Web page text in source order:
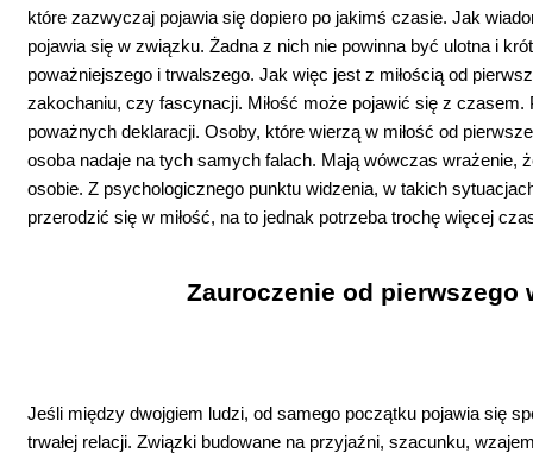
które zazwyczaj pojawia się dopiero po jakimś czasie. Jak
pojawia się w związku. Żadna z nich nie powinna być ulotna i
poważniejszego i trwalszego. Jak więc jest z miłością od
zakochaniu, czy fascynacji. Miłość może pojawić się z
poważnych deklaracji. Osoby, które wierzą w miłość od
osoba nadaje na tych samych falach. Mają wówczas wrażenie,
osobie. Z psychologicznego punktu widzenia, w takich
przerodzić się w miłość, na to jednak potrzeba trochę więcej
Zauroczenie od pierwszego
Jeśli między dwojgiem ludzi, od samego początku pojawia się
trwałej relacji. Związki budowane na przyjaźni, szacunku,